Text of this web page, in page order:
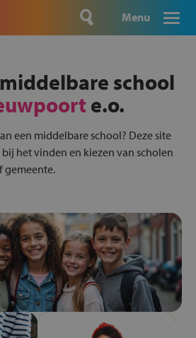
Menu
school
e.o.
een middelbare school? Deze site
het vinden en kiezen van scholen
gemeente.